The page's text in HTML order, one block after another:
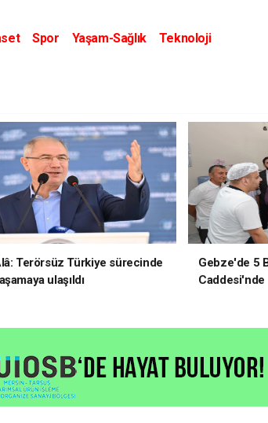
Spor Yaşam-Sağlık
Teknoloji
Terörsüz Türkiye sürecinde
ulaşıldı
Gebze'de 5
Caddesi'nde